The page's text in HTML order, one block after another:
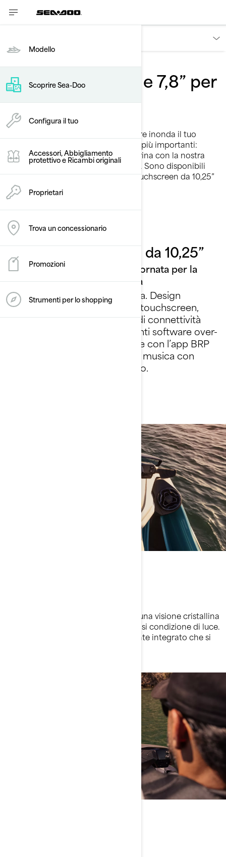
Modello
Scoprire Sea-Doo
Configura il tuo
Accessori, Abbigliamento
protettivo e Ricambi originali
Proprietari
Trova un concessionario
Promozioni
Strumenti per lo shopping
Aspetto smart
Display da 10,25” e 7,8” per
moto d’acqua
Dati a portata di mano
Una panoramica esplosione di colore inonda il tuo
cruscotto e fornisce le informazioni più importanti:
Parametri di guida, navigazione marina con la nostra
app BRP GO!, musica e altro ancora. Sono disponibili
due modelli di display: il modello touchscreen da 10,25”
e il modello LCD da 7,8”.
Display touchscreen da 10,25”
La nostra tecnologia più aggiornata per la
migliore esperienza connessa
Migliorare l’esperienza di guida. Design
premium dell’intuitivo display touchscreen,
personalizzabile con funzioni di connettività
intelligenti come aggiornamenti software over-
the-air via Wi-Fi, carte nautiche con l’app BRP
GO! e un facile controllo della musica con
funzione di volume automatico.
Lo schermo a colori da 10,25” offre una visione cristallina
da qualsiasi angolazione e in qualsiasi condizione di luce.
Il tutto in un pacchetto perfettamente integrato che si